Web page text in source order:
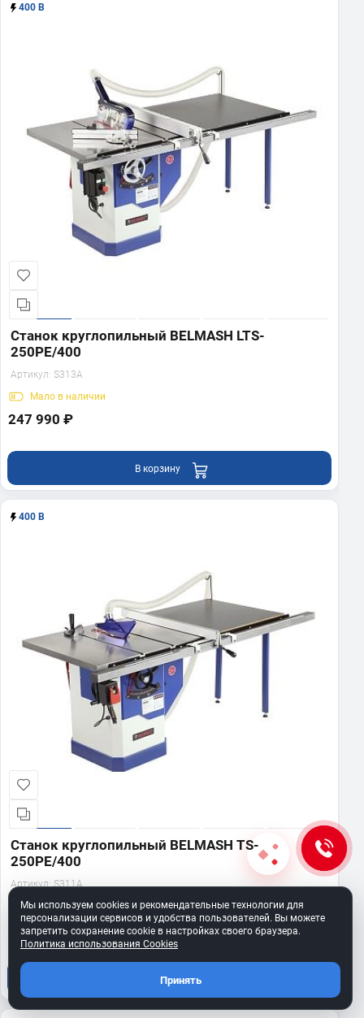
400 В
Станок круглопильный BELMASH LTS-
250PE/400
Артикул: S313A
Мало в наличии
247 990 ₽
В корзину
400 В
Станок круглопильный BELMASH TS-
250PE/400
Артикул:S311A
Малов наличии
190 990 ₽
В корзину
Мы используем cookies и рекомендательные технологии для
персонализации сервисов и удобства пользователей. Вы можете
запретить сохранение cookie в настройках своего браузера.
Политика использования Cookies
Принять